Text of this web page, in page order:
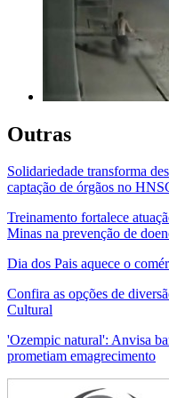
Outras
Solidariedade transforma
captação de órgãos no
Treinamento fortalece
Minas na prevenção de
Dia dos Pais aquece o
Confira as opções de
Cultural
'Ozempic natural': Anvisa
prometiam emagrecimento